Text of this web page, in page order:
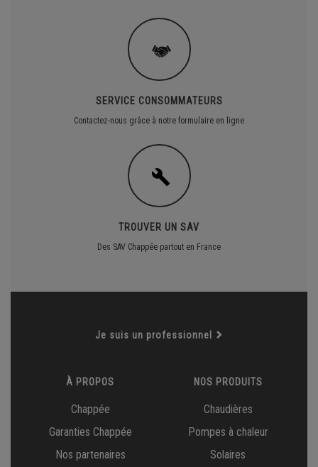
SERVICE CONSOMMATEURS
Contactez-nous grâce à notre formulaire en ligne
TROUVER UN SAV
Des SAV Chappée partout en France
Je suis un professionnel
À PROPOS
Chappée
Garanties Chappée
Nos partenaires
NOS PRODUITS
Chaudières
Pompes à chaleur
Solaires